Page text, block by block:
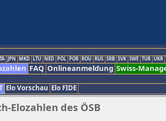
JPN MKD LTU NED POL POR ROU RUS SRB SVK SWE TUR UKR
FAQ Onlineanmeldung Swiss-
Elo Vorschau Elo FIDE
Elozahlen des ÖSB